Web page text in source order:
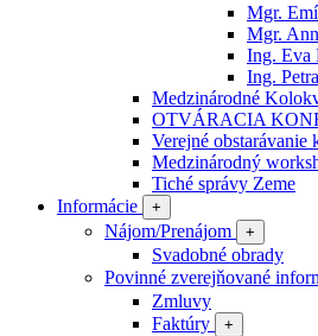
Mgr.
Mgr.
Ing. Eva
Ing.
Medzinárodné
OTVÁRACIA
Verejné obstarávanie
Medzinárodný
Tiché správy Zeme
Informácie
+
Nájom/Prenájom +
Svadobné obrady
Povinné zverejňované
Zmluvy
Faktúry
+